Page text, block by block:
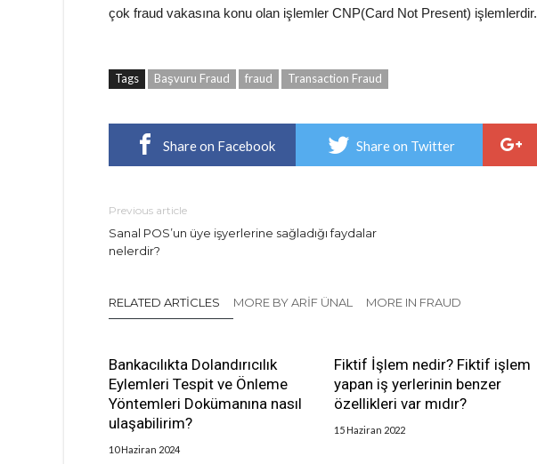
çok fraud vakasına konu olan işlemler CNP(Card Not Present) işlemlerdir.
Tags Başvuru Fraud fraud Transaction Fraud
Share on Facebook Share on Twitter
Previous article
Sanal POS’un üye işyerlerine sağladığı faydalar
nelerdir?
RELATED ARTICLES MORE BY ARIF ÜNAL MORE IN FRAUD
Bankacılıkta Dolandırıcılık
Eylemleri Tespit ve Önleme
Yöntemleri Dokümanına nasıl
ulaşabilirim?
10 Haziran 2024
Fiktif İşlem nedir? Fiktif işlem
yapan iş yerlerinin benzer
özellikleri var mıdır?
15 Haziran 2022